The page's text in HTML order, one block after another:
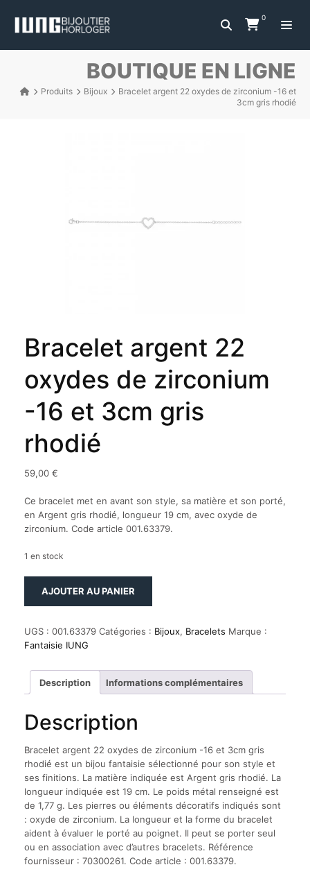
0
BOUTIQUE EN LIGNE
Produits Bijoux
Bracelet argent 22 oxydes de zirconium -16 et
3cm gris rhodié
Bracelet argent 22
oxydes de zirconium
-16 et 3cm gris
rhodié
59,00 €
Ce bracelet met en avant son style, sa matière et son porté,
en Argent gris rhodié, longueur 19 cm, avec oxyde de
zirconium. Code article 001.63379.
1 en stock
22
oxydes
zirconium
-16
3cm
rhodié
AJOUTER AU PANIER
UGS : 001.63379 Catégories : Bijoux, Bracelets Marque :
Fantaisie IUNG
Description Informations complémentaires
Description
Bracelet argent 22 oxydes de zirconium -16 et 3cm gris
rhodié est un bijou fantaisie sélectionné pour son style et
ses finitions. La matière indiquée est Argent gris rhodié. La
longueur indiquée est 19 cm. Le poids métal renseigné est
de 1,77 g. Les pierres ou éléments décoratifs indiqués sont
: oxyde de zirconium. La longueur et la forme du bracelet
aident à évaluer le porté au poignet. Il peut se porter seul
ou en association avec d’autres bracelets. Référence
fournisseur : 70300261. Code article : 001.63379.